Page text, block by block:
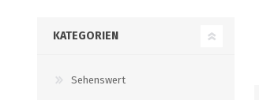
KATEGORIEN
Sehenswert